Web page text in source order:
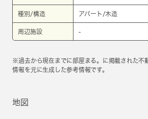
種別/構造 アパート/木造
周辺施設 -
※過去から現在までに部屋まる。に掲載された不
情報を元に生成した参考情報です。
地図